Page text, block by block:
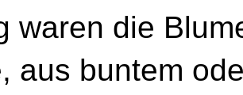
waren die
aus buntem